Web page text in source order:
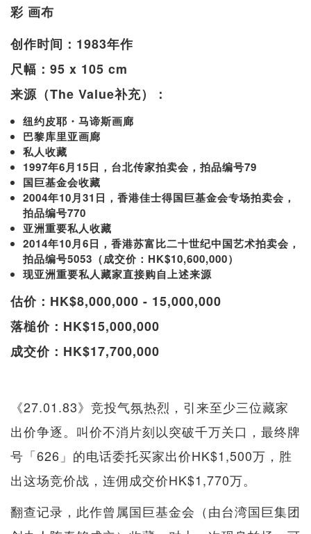
彩 画布
创作时间：1983年作
尺幅：95 x 105 cm
来源（The Value补充）：
纽约皮耶・马谛斯画廊
巴黎库里亚画廊
私人收藏
1997年6月15日，台北传家拍卖会，拍品编号79
国巨基金会收藏
2004年10月31日，香港佳士得国巨基金会专场拍卖会，
拍品编号770
亚洲重要私人收藏
2014年10月6日，香港苏富比二十世纪中国艺术拍卖会，
拍品编号5053（成交价：HK$10,600,000）
现亚洲重要私人藏家直接购自上述来源
估价：HK$8,000,000 - 15,000,000
落槌价：HK$15,000,000
成交价：HK$17,700,000
《27.01.83》竞投气氛热烈，引来至少三位藏家
出价争逐。叫价不消片刻以突破千万关口，最终牌
号「626」的电话委托买家出价HK$1,500万，胜
出这场竞价战，连佣成交价HK$1,770万。
翻查记录，此作曾属国巨基金会（由台湾国巨集团